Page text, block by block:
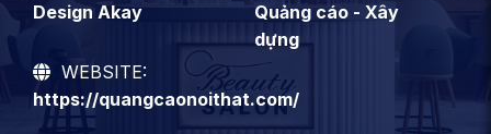
Design Akay
Quảng cáo - Xây
dựng
WEBSITE:
https://quangcaonoithat.com/